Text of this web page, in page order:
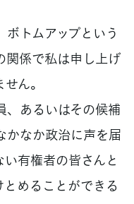
トムアップという
関係で私は申し上げ
ん。
あるいはその候補
かなか政治に声を届
有権者の皆さんと
めることができる